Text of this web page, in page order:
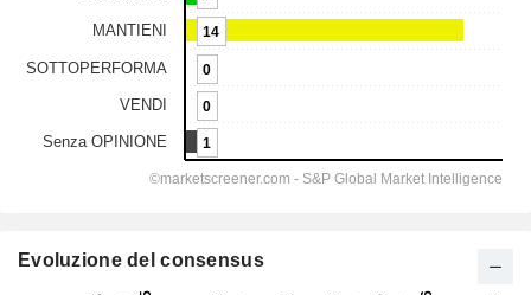
Evoluzione del consensus